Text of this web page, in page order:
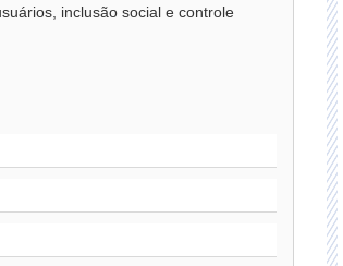
inclusão social e controle